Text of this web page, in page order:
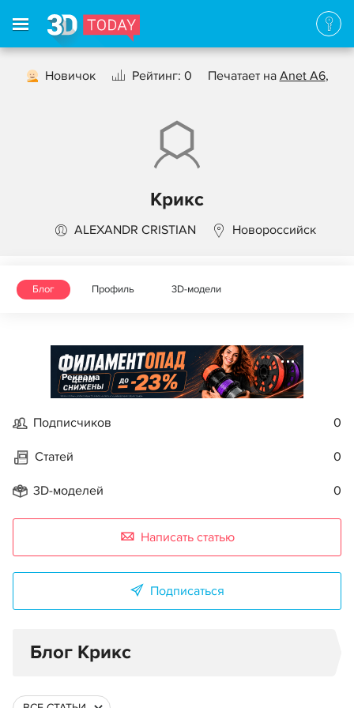
Новичок Рейтинг: 0 Печатает на Anet A6,
Крикс
ALEXANDR CRISTIAN Новороссийск
Блог Профиль 3D-модели
Реклама
Подписчиков 0
Статей 0
3D-моделей 0
Написать статью
Подписаться
Блог Крикс